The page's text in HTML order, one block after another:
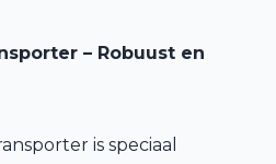
– Robuust en
is speciaal